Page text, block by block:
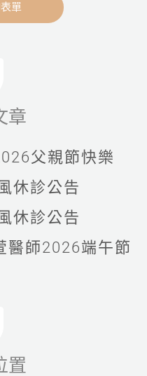
單
章
父親節快樂
休診公告
休診公告
醫師2026端午節
置